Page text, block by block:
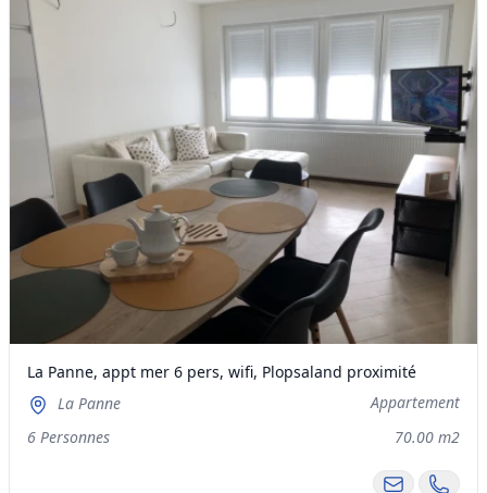
La Panne, appt mer 6 pers, wifi, Plopsaland proximité
La Panne
Appartement
6 Personnes
70.00 m2